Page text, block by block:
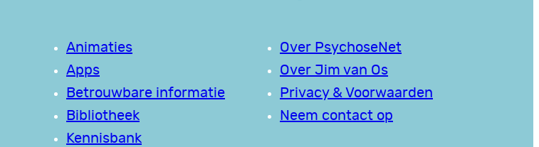
Animaties
Apps
Betrouwbare informatie
Bibliotheek
Kennisbank
Over PsychoseNet
Over Jim van Os
Privacy & Voorwaarden
Neem contact op